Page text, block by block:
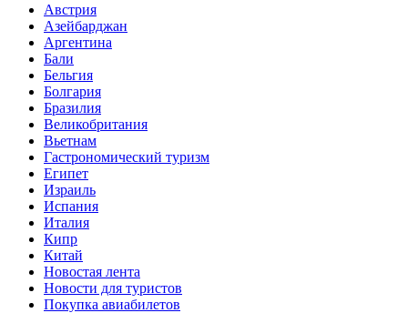
Австрия
Азейбарджан
Аргентина
Бали
Бельгия
Болгария
Бразилия
Великобритания
Вьетнам
Гастрономический туризм
Египет
Израиль
Испания
Италия
Кипр
Китай
Новостая лента
Новости для туристов
Покупка авиабилетов